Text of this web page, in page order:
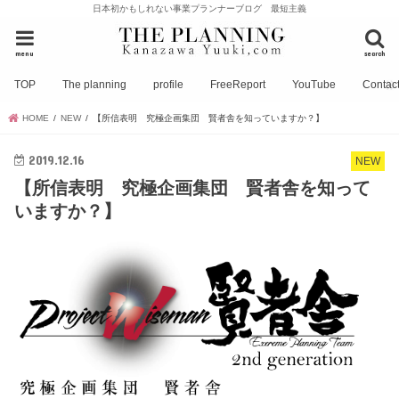
日本初かもしれない事業プランナーブログ 最短主義
search
menu
TOP The planning profile FreeReport YouTube
HOME NEW 【所信表明 究極企画集団 賢者舎を知っていますか？】
NEW
2019.12.16
【所信表明 究極企画集団 賢者舎を知って
いますか？】